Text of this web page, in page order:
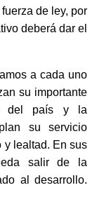
de ley, por
deberá dar el
a cada uno
su importante
del país y la
su servicio
y lealtad. En sus
salir de la
al desarrollo.